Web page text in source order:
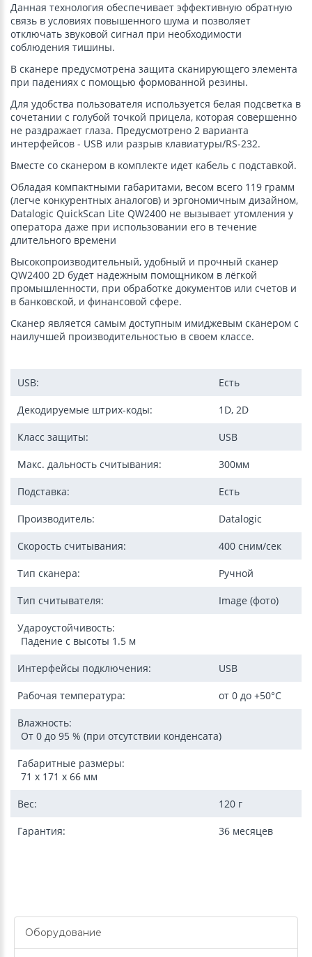
Данная технология обеспечивает эффективную обратную
связь в условиях повышенного шума и позволяет
отключать звуковой сигнал при необходимости
соблюдения тишины.
В сканере предусмотрена защита сканирующего элемента
при падениях с помощью формованной резины.
Для удобства пользователя используется белая подсветка в
сочетании с голубой точкой прицела, которая совершенно
не раздражает глаза. Предусмотрено 2 варианта
интерфейсов - USB или разрыв клавиатуры/RS-232.
Вместе со сканером в комплекте идет кабель с подставкой.
Обладая компактными габаритами, весом всего 119 грамм
(легче конкурентных аналогов) и эргономичным дизайном,
Datalogic QuickScan Lite QW2400 не вызывает утомления у
оператора даже при использовании его в течение
длительного времени
Высокопроизводительный, удобный и прочный сканер
QW2400 2D будет надежным помощником в лёгкой
промышленности, при обработке документов или счетов и
в банковской, и финансовой сфере.
Сканер является самым доступным имиджевым сканером с
наилучшей производительностью в своем классе.
USB: Есть
Декодируемые штрих-коды: 1D, 2D
Класс защиты: USB
Макс. дальность считывания: 300мм
Подставка: Есть
Производитель: Datalogic
Скорость считывания: 400 сним/сек
Тип сканера: Ручной
Тип считывателя: Image (фото)
Удароустойчивость:
Падение с высоты 1.5 м
Интерфейсы подключения: USB
Рабочая температура: от 0 до +50°C
Влажность:
От 0 до 95 % (при отсутствии конденсата)
Габаритные размеры:
71 x 171 x 66 мм
Вес: 120 г
Гарантия: 36 месяцев
Оборудование